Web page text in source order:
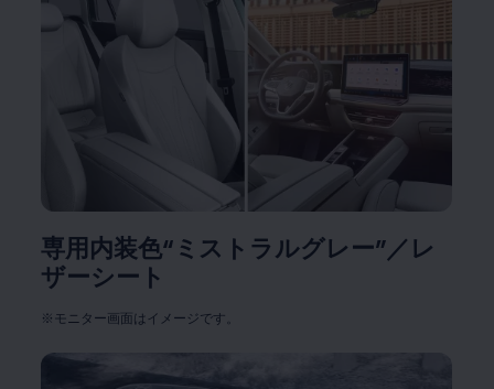
専用内装色“ミストラルグレー”／レ
ザーシート
※モニター画面はイメージです。